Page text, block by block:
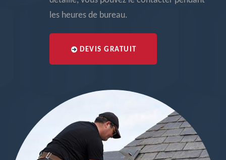
les heures de bureau.
DEVIS GRATUIT